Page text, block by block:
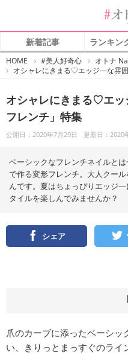
新着記事 ランキン
HOME
オ
ト
子
#美人好奇心
オトナ
オシャレにきまる♡エッジ―な雰
オシャレにきまる♡エ
フレンチ」特集
公開日：2020年7月29日 更新日：2020
ベーシックなフレンチネイルと
で作る変形フレンチ。大人クー
んです。夏はちょっぴりエッジ
タイルを楽しんでみませんか？
シェア
爪のカーブに添ったベーシッ
い、きりっとまっすぐのライ